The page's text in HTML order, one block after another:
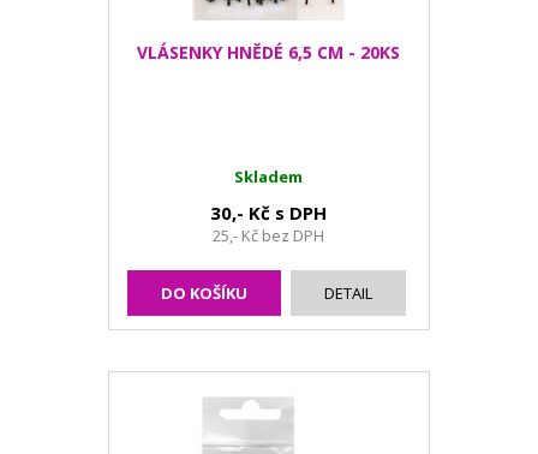
VLÁSENKY HNĚDÉ 6,5 CM - 20KS
Skladem
30,- Kč s DPH
25,- Kč bez DPH
DO KOŠÍKU DETAIL